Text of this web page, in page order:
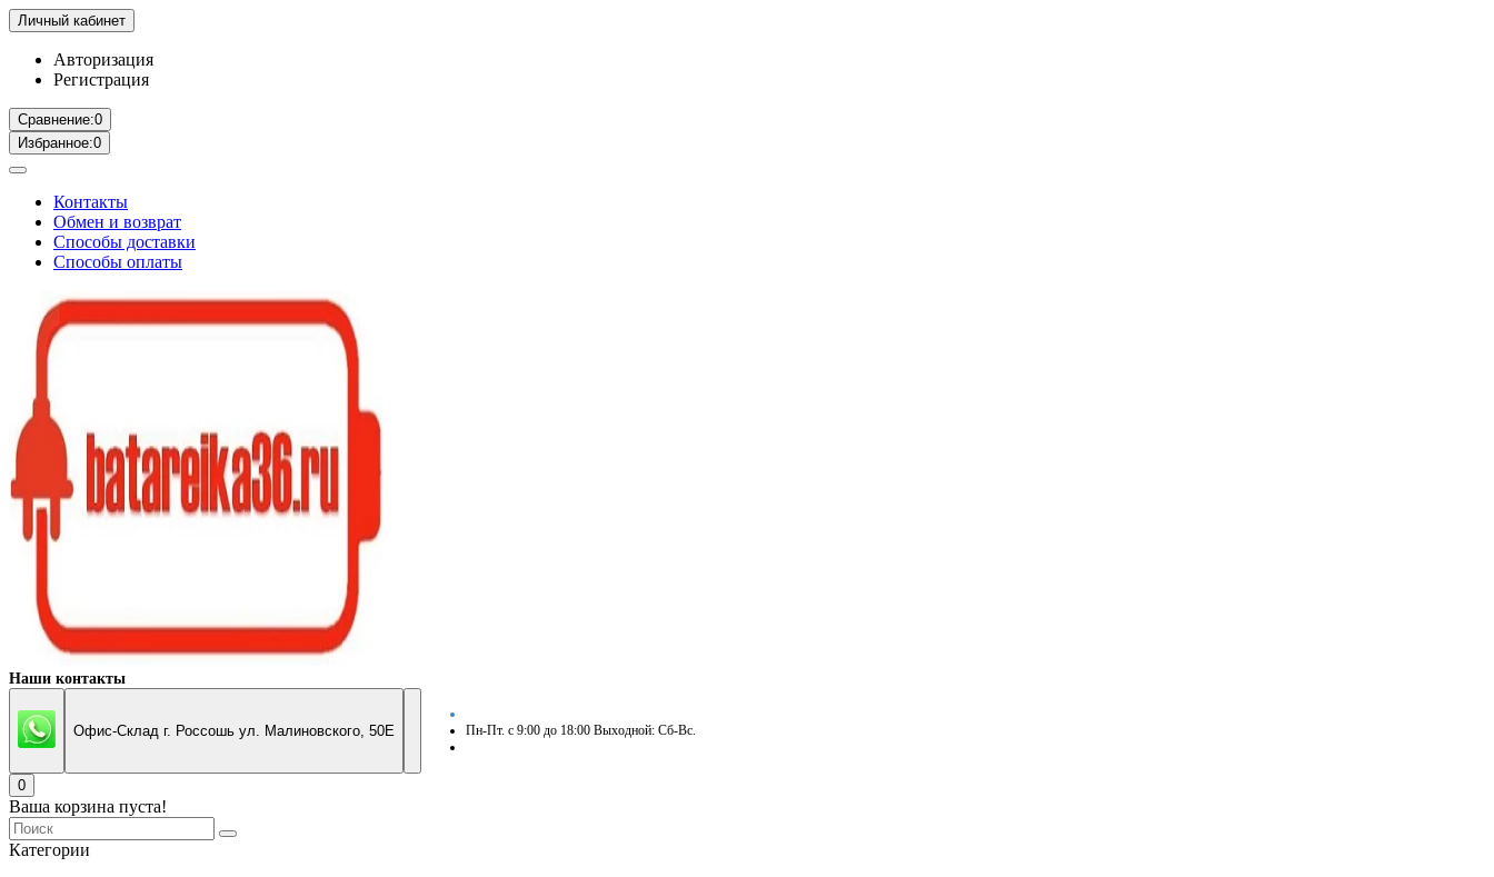
Личный кабинет
Авторизация
Регистрация
Сравнение:0
Избранное:0
Контакты
Обмен и возврат
Способы доставки
Способы оплаты
Наши контакты
Офис-Склад г. Россошь ул. Малиновского, 50Е Пн-Пт. с 9:00 до 18:00 Выходной: Сб-Вс.
0
Ваша корзина пуста!
Категории